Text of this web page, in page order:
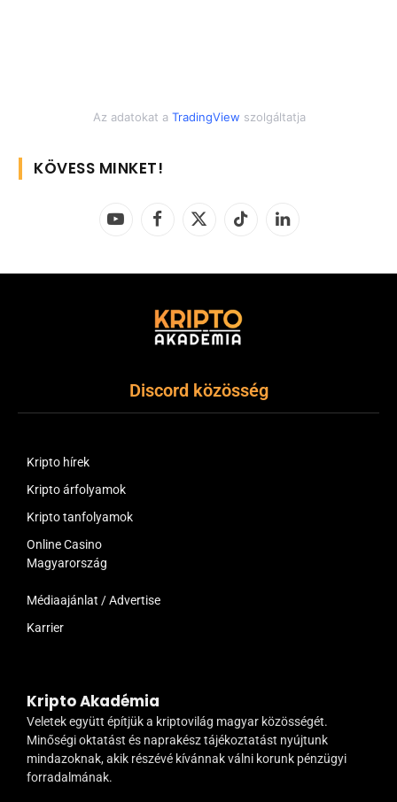
Az adatokat a TradingView szolgáltatja
KÖVESS MINKET!
YouTubeFacebook
X
TikTok LinkedIn
Discord közösség
Kripto hírek
Kripto árfolyamok
Kripto tanfolyamok
Online Casino
Magyarország
Médiaajánlat / Advertise
Karrier
Kripto Akadémia
Veletek együtt építjük a kriptovilág magyar közösségét.
Minőségi oktatást és naprakész tájékoztatást nyújtunk
mindazoknak, akik részévé kívánnak válni korunk pénzügyi
forradalmának.